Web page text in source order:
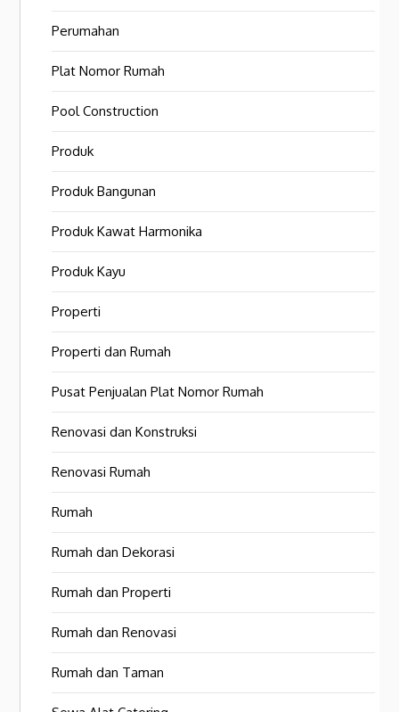
Perumahan
Plat Nomor Rumah
Pool Construction
Produk
Produk Bangunan
Produk Kawat Harmonika
Produk Kayu
Properti
Properti dan Rumah
Pusat Penjualan Plat Nomor Rumah
Renovasi dan Konstruksi
Renovasi Rumah
Rumah
Rumah dan Dekorasi
Rumah dan Properti
Rumah dan Renovasi
Rumah dan Taman